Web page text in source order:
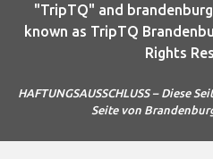
"TripTQ" and
known as TripTQ
Rights
HAFTUNGSAUSSCHLUSS – Diese
Seite von